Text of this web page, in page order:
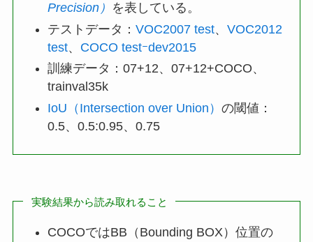
Precision） を表している。
テストデータ：VOC2007 test、VOC2012
test、 COCO testｰdev2015
訓練データ：07+12、07+12+COCO、
trainval35k
IoU（Intersection over Union）の閾値：
0.5、0.5:0.95、0.75
実験結果から読み取れること
COCOではBB（Bounding BOX）位置の